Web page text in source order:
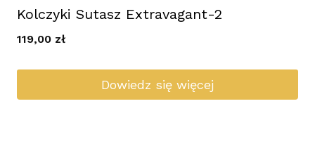
Kolczyki Sutasz Extravagant-2
119,00 zł
Dowiedz się więcej